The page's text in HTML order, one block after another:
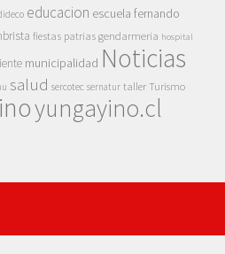
educacion escuela fernando
fiestas patrias gendarmeria hospital
municipalidad Noticias
salud sercotec sernatur taller Turismo
yungayino.cl